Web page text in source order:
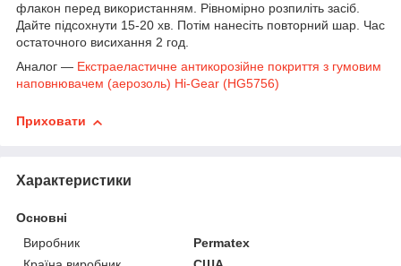
флакон перед використанням. Рівномірно розпиліть засіб.
Дайте підсохнути 15-20 хв. Потім нанесіть повторний шар. Час
остаточного висихання 2 год.
Аналог — Екстраеластичне антикорозійне покриття з гумовим
наповнювачем (аерозоль) Hi-Gear (HG5756)
Приховати
Характеристики
Основні
Виробник
Permatex